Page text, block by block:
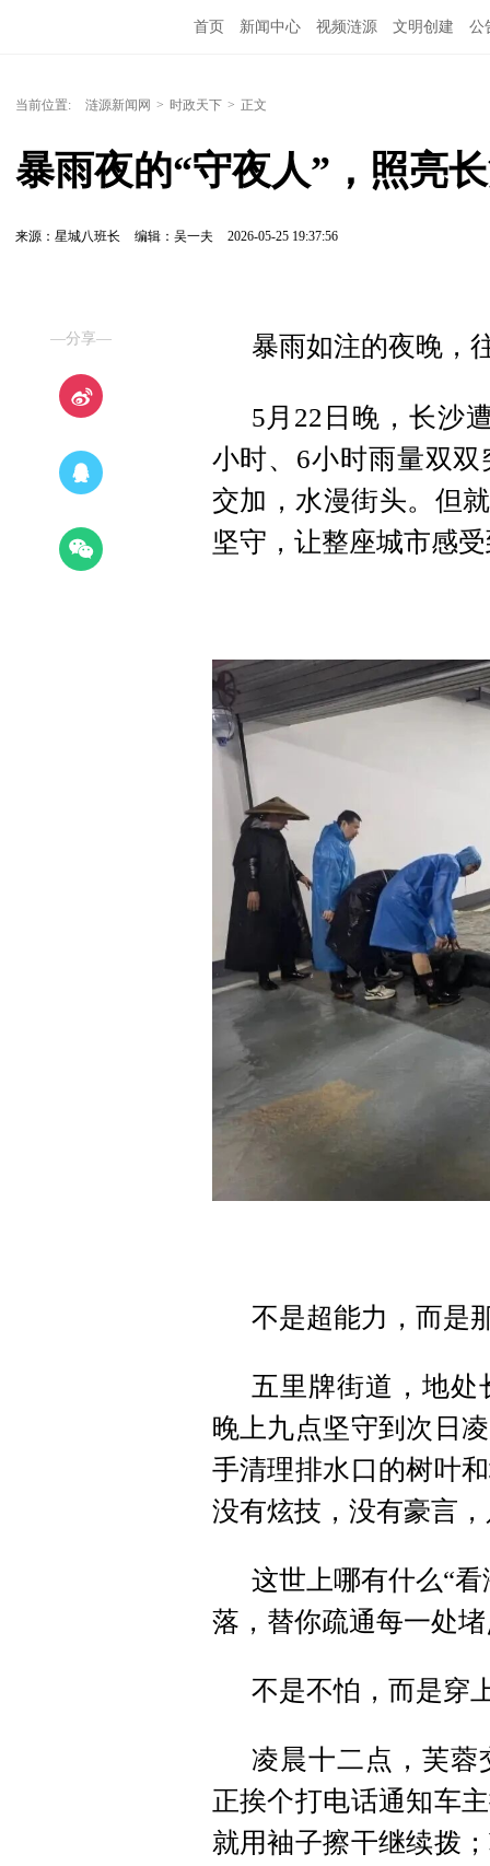
首页 新闻中心 视频涟源 文明创建 公
当前位置: 涟源新闻网 > 时政天下 > 正文
暴雨夜的“守夜人”，照亮
来源：星城八班长 编辑：吴一夫 2026-05-25 19:37:56
—分享— 暴雨如注的夜晚，
5月22日晚，长沙
小时、6小时雨量双
交加，水漫街头。但
坚守，让整座城市感
不是超能力，而是
五里牌街道，地
晚上九点坚守到次日
手清理排水口的树叶
没有炫技，没有豪言
这世上哪有什么“
落，替你疏通每一处
不是不怕，而是穿
凌晨十二点，芙
正挨个打电话通知车
就用袖子擦干继续拨